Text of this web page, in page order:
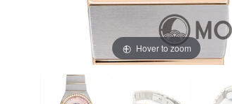
Hover to zoom